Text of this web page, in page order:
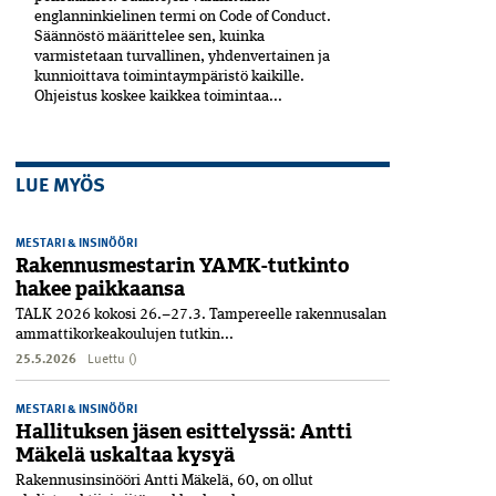
englanninkielinen termi on Code of Conduct.
Säännöstö määrittelee sen, kuinka
varmistetaan turvallinen, yhdenvertainen ja
kun­nioittava toimintaympäristö kaikille.
Ohjeistus koskee kaikkea toimintaa...
LUE MYÖS
MESTARI & INSINÖÖRI
Rakennusmestarin YAMK-tutkinto
hakee paikkaansa
TALK 2026 kokosi 26.–27.3. Tampereelle rakennusalan
ammattikorkeakoulujen tutkin...
25.5.2026 Luettu ()
MESTARI & INSINÖÖRI
Hallituksen jäsen esittelyssä: Antti
Mäkelä uskaltaa kysyä
Rakennusinsinööri Antti Mäkelä, 60, on ollut